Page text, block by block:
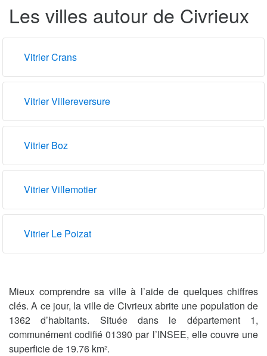
Les villes autour de Civrieux
Vitrier Crans
Vitrier Villereversure
Vitrier Boz
Vitrier Villemotier
Vitrier Le Poizat
Mieux comprendre sa ville à l’aide de quelques chiffres
clés. A ce jour, la ville de Civrieux abrite une population de
1362 d’habitants. Située dans le département 1,
communément codifié 01390 par l’INSEE, elle couvre une
superficie de 19.76 km².